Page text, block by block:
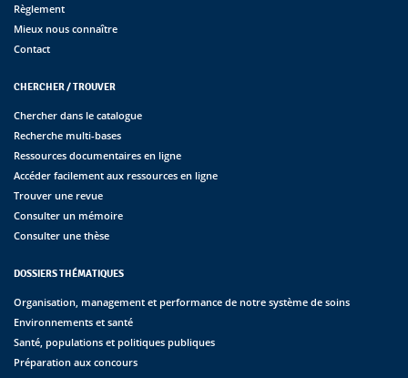
Règlement
Mieux nous connaître
Contact
CHERCHER / TROUVER
Chercher dans le catalogue
Recherche multi-bases
Ressources documentaires en ligne
Accéder facilement aux ressources en ligne
Trouver une revue
Consulter un mémoire
Consulter une thèse
DOSSIERS THÉMATIQUES
Organisation, management et performance de notre système de soins
Environnements et santé
Santé, populations et politiques publiques
Préparation aux concours